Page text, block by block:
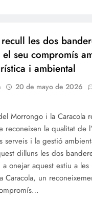
les dos
seu compromís
i ambiental
20 de mayo de 2026
Morrongo i la Caracola
reconeixen la qualitat de
serveis i la gestió
dilluns les dos
a onejar aquest estiu a
Caracola, un